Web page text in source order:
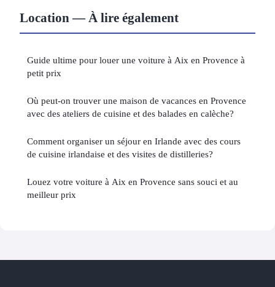
Location — À lire également
Guide ultime pour louer une voiture à Aix en Provence à
petit prix
Où peut-on trouver une maison de vacances en Provence
avec des ateliers de cuisine et des balades en calèche?
Comment organiser un séjour en Irlande avec des cours
de cuisine irlandaise et des visites de distilleries?
Louez votre voiture à Aix en Provence sans souci et au
meilleur prix